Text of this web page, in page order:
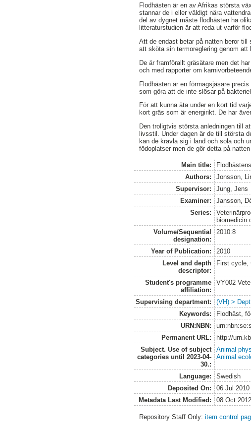
Flodhästen är en av Afrikas största
stannar de i eller väldigt nära
del av dygnet måste flodhästen ha
litteraturstudien är att reda ut varför
Att de endast betar på natten beror
att sköta sin termoreglering genom att
De är framförallt gräsätare men det
och med rapporter om
Flodhästen är en förmagsjäsare
som göra att de inte slösar på
För att kunna äta under en kort tid
kort gräs som är energirikt. De har
Den troligtvis största anledningen till
livsstil. Under dagen är de till största
kan de kravla sig i land och sola och
födoplatser men de gör detta på
Main title:
Authors:
Jonsson,
Supervisor:
Jung, Jens
Examiner:
Jansson,
Series:
biomedicin
Volume/Sequential
designation:
2010:8
Year of Publication:
2010
Level and depth
descriptor:
First cycle,
Student's programme
affiliation:
VY002
Supervising department:
(VH) >
Keywords:
Flodhäst,
URN:NBN:
Permanent URL:
http://
Subject. Use of subject
categories until 2023-04-
30.:
Animal
Animal
Language:
Swedish
Deposited On:
06 Jul 2010
Metadata Last Modified:
08 Oct
Repository Staff Only:item control